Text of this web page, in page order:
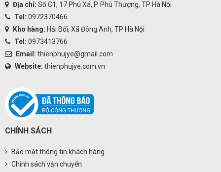
Địa chỉ: Số C1, 17 Phú Xá, P. Phú Thượng, TP Hà Nội
Tel: 0972370466
Kho hàng: Hải Bối, Xã Đông Anh, TP Hà Nội
Tel: 0973413766
Email: thienphujye@gmail.com
Website: thienphujye.com.vn
CHÍNH SÁCH
Bảo mật thông tin khách hàng
Chính sách vận chuyển